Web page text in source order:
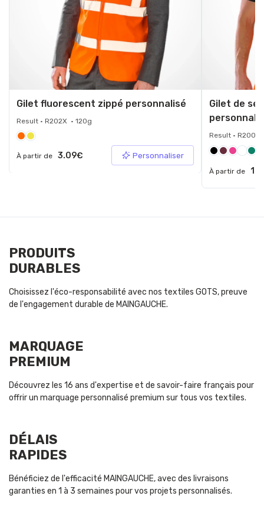
Gilet fluorescent zippé personnalisé
Result • R202X • 120g
À partir de 3.09€ Personnaliser
Gilet de
Result • R200X
À partir de
PRODUITS
DURABLES
Choisissez l'éco-responsabilité avec nos textiles GOTS, preuve
de l'engagement durable de MAINGAUCHE.
MARQUAGE
PREMIUM
Découvrez les 16 ans d'expertise et de savoir-faire français pour
offrir un marquage personnalisé premium sur tous vos textiles.
DÉLAIS
RAPIDES
Bénéficiez de l'efficacité MAINGAUCHE, avec des livraisons
garanties en 1 à 3 semaines pour vos projets personnalisés.